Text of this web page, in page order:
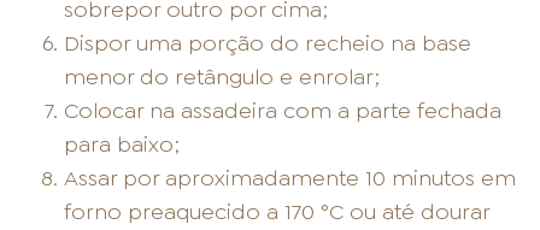
sobrepor outro por cima;
Dispor uma porção do recheio na base
menor do retângulo e enrolar;
Colocar na assadeira com a parte fechada
para baixo;
Assar por aproximadamente 10 minutos em
forno preaquecido a 170 °C ou até dourar